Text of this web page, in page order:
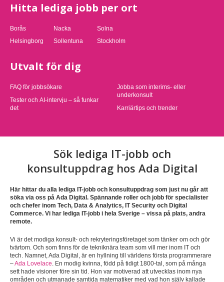
Hitta lediga jobb per ort
Borås
Helsingborg
Nacka
Sollentuna
Solna
Stockholm
Utvalt för dig
FAQ för jobbsökare
Tester och AI-intervju – så funkar
det
Jobba som interims- eller
underkonsult
Karriärtips och trender
Sök lediga IT-jobb och
konsultuppdrag hos Ada Digital
Här hittar du alla lediga IT-jobb och konsultuppdrag som just nu går att
söka via oss på Ada Digital. Spännande roller och jobb för specialister
och chefer inom Tech, Data & Analytics, IT Security och Digital
Commerce. Vi har lediga IT-jobb i hela Sverige – vissa på plats, andra
remote.
Vi är det modiga konsult- och rekryteringsföretaget som tänker om och gör
tvärtom. Och som finns för de tekniknära team som vill mer inom IT och
tech. Namnet, Ada Digital, är en hyllning till världens första programmerare
–Ada Lovelace. En modig kvinna, född på tidigt 1800-tal, som på många
sett hade visioner före sin tid. Hon var motiverad att utvecklas inom nya
områden och utmanade samtida matematiker med vad hon själv kallade